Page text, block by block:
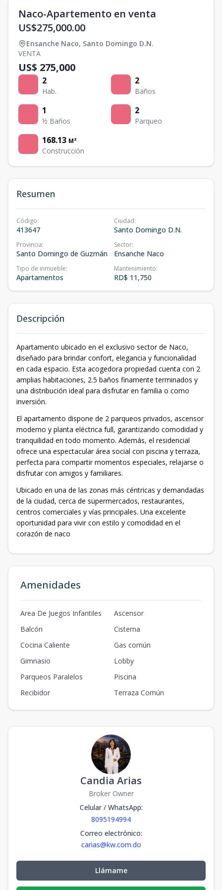
Naco-Apartemento en venta
US$275,000.00
Ensanche Naco, Santo Domingo D.N.
VENTA
US$ 275,000
2
Hab.
2
Baños
1
½ Baños
2
Parqueo
168.13 M²
Construcción
Resumen
Código:
413647
Ciudad:
Santo Domingo D.N.
Provincia:
Santo Domingo de Guzmán
Sector:
Ensanche Naco
Tipo de inmueble:
Apartamentos
Mantenimiento:
RD$ 11,750
Descripción
Apartamento ubicado en el exclusivo sector de Naco,
diseñado para brindar confort, elegancia y funcionalidad
en cada espacio. Esta acogedora propiedad cuenta con 2
amplias habitaciones, 2.5 baños finamente terminados y
una distribución ideal para disfrutar en familia o como
inversión.
El apartamento dispone de 2 parqueos privados, ascensor
moderno y planta eléctrica full, garantizando comodidad y
tranquilidad en todo momento. Además, el residencial
ofrece una espectacular área social con piscina y terraza,
perfecta para compartir momentos especiales, relajarse o
disfrutar con amigos y familiares.
Ubicado en una de las zonas más céntricas y demandadas
de la ciudad, cerca de supermercados, restaurantes,
centros comerciales y vías principales. Una excelente
oportunidad para vivir con estilo y comodidad en el
corazón de naco
Amenidades
Area De Juegos Infantiles
Ascensor
Balcón
Cisterna
Cocina Caliente
Gas común
Gimnasio
Lobby
Parqueos Paralelos
Piscina
Recibidor
Terraza Común
Candia Arias
Broker Owner
Celular / WhatsApp:
8095194994
Correo electrónico:
carias@kw.com.do
Llámame